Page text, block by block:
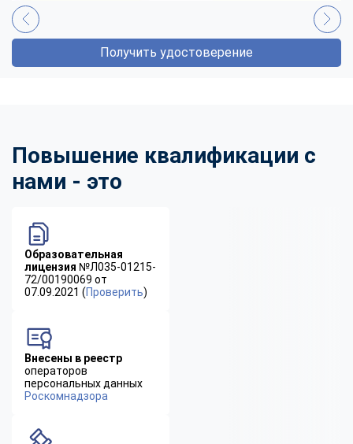
Получить удостоверение
Повышение квалификации с
нами - это
Образовательная
лицензия №Л035-01215-
72/00190069 от
07.09.2021 (Проверить)
Внесены в реестр
операторов
персональных данных
Роскомнадзора